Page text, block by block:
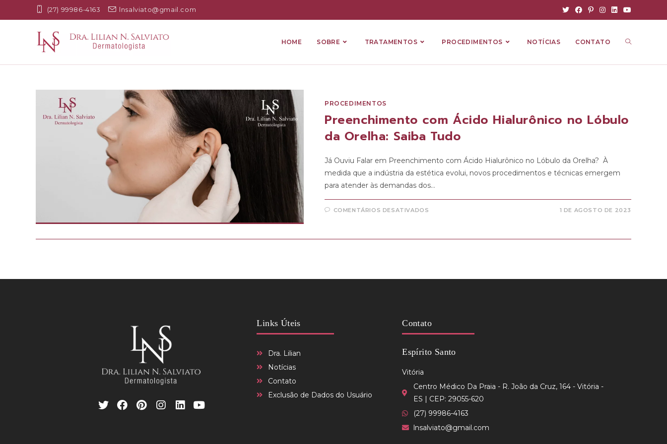
(27) 99986-4163 lnsalviato@gmail.com
HOME SOBRE TRATAMENTOS PROCEDIMENTOS NOTÍCIAS CONTATO
PROCEDIMENTOS
Preenchimento com Ácido Hialurônico no Lóbulo
da Orelha: Saiba Tudo
Já Ouviu Falar em Preenchimento com Ácido Hialurônico no Lóbulo da Orelha? À
medida que a indústria da estética evolui, novos procedimentos e técnicas emergem
para atender às demandas dos…
COMENTÁRIOS DESATIVADOS 1 DE AGOSTO DE 2023
Links Úteis
Dra. Lilian
Notícias
Contato
Exclusão de Dados do Usuário
Contato
Espírito Santo
Vitória
Centro Médico Da Praia - R. João da Cruz, 164 - Vitória -
ES | CEP: 29055-620
(27) 99986-4163
lnsalviato@gmail.com